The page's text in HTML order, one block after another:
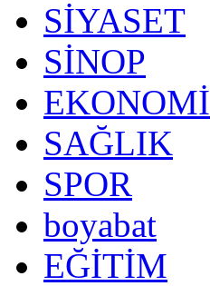
SİYASET
SİNOP
EKONOMİ
SAĞLIK
SPOR
boyabat
EĞİTİM